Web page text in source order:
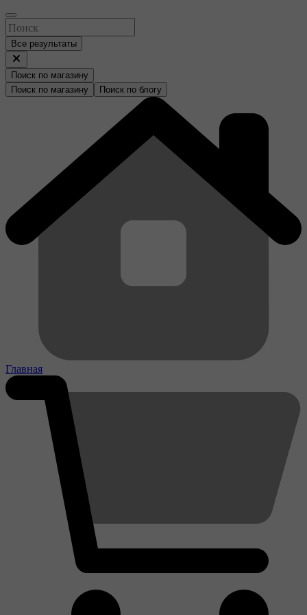
Все результаты
Поиск по магазину
Поиск по магазину
Поиск по блогу
Главная